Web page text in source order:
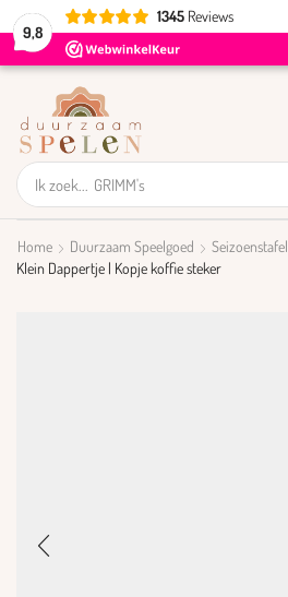
9,8
1345 Reviews
Ik zoek... GRIMM's
Home Duurzaam Speelgoed
Seizoenstafel
Klein Dappertje | Kopje koffie steker